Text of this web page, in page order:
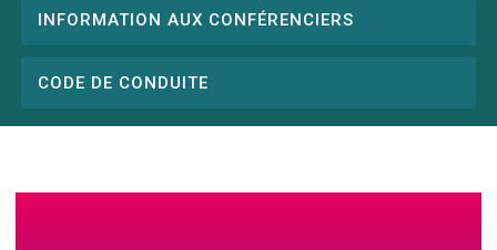
INFORMATION AUX CONFÉRENCIERS
CODE DE CONDUITE